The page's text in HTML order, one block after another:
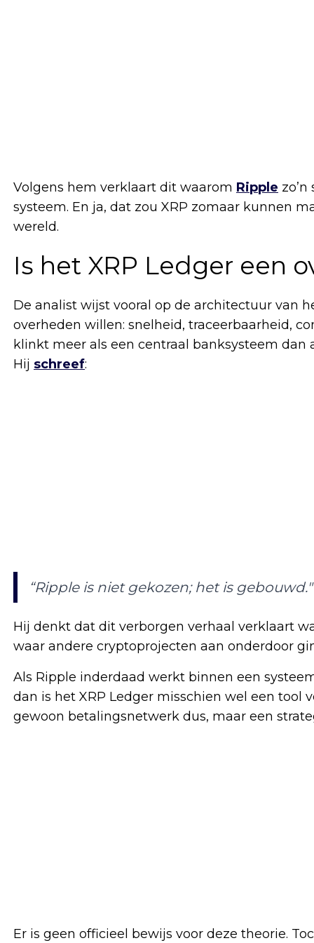
Volgens hem verklaart dit waarom Ripple
systeem. En ja, dat zou XRP zomaar kunnen
wereld.
Is het XRP Ledger een
De analist wijst vooral op de architectuur van
overheden willen: snelheid, traceerbaarheid,
klinkt meer als een centraal banksysteem
Hij schreef:
“Ripple is niet gekozen; het is gebouwd."
Hij denkt dat dit verborgen verhaal verklaart
waar andere cryptoprojecten aan onderdoor
Als Ripple inderdaad werkt binnen een
dan is het XRP Ledger misschien wel een tool
gewoon betalingsnetwerk dus, maar een
Er is geen officieel bewijs voor deze theorie.